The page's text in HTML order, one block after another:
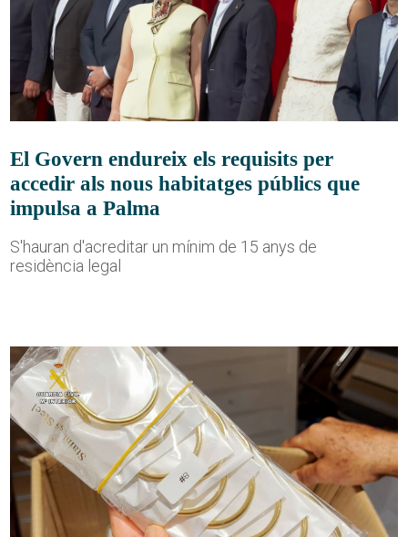
El Govern endureix els requisits per
accedir als nous habitatges públics que
impulsa a Palma
S'hauran d'acreditar un mínim de 15 anys de
residència legal